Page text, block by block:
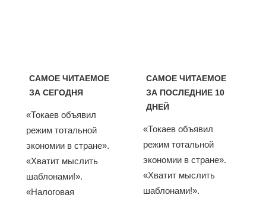
САМОЕ ЧИТАЕМОЕ
ЗА СЕГОДНЯ
«Токаев объявил
режим тотальной
экономии в стране».
«Хватит мыслить
шаблонами!».
«Налоговая
САМОЕ ЧИТАЕМОЕ
ЗА ПОСЛЕДНИЕ 10
ДНЕЙ
«Токаев объявил
режим тотальной
экономии в стране».
«Хватит мыслить
шаблонами!».